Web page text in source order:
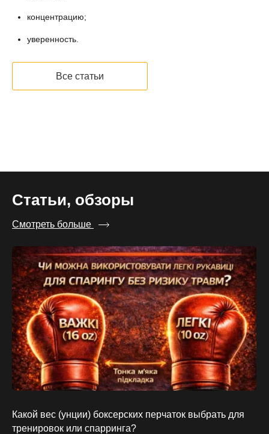
концентрацию;
уверенность.
Все статьи
Статьи, обзоры
Смотреть больше
Какой вес (унции) боксерских перчаток выбрать для
тренировок или спарринга?